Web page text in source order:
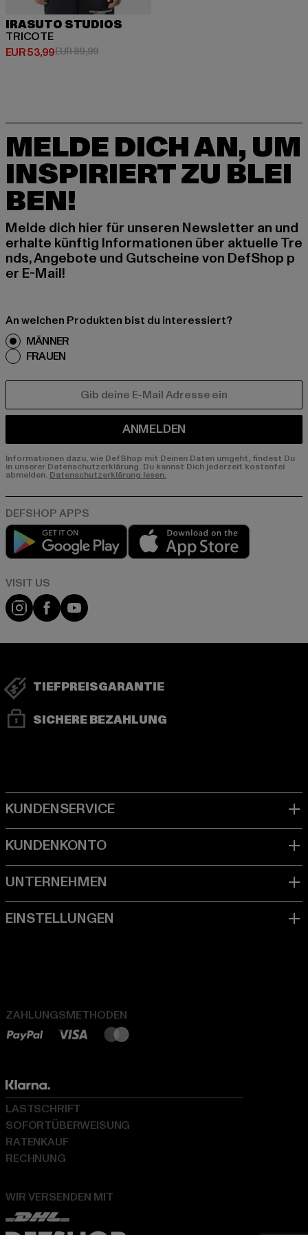
IRASUTO STUDIOS
TRICOTE
EUR 53,99
Derzeitiger Preis: EUR 53,99
EUR 89,99Aktionspreis: EUR 89,99
MELDE DICH AN, UM
INSPIRIERT ZU BLEI
BEN!
Melde dich hier für unseren Newsletter an und
erhalte künftig Informationen über aktuelle Tre
nds, Angebote und Gutscheine von DefShop p
er E-Mail!
An welchen Produkten bist du interessiert?
MÄNNER
FRAUEN
ANMELDEN
Informationen dazu, wie DefShop mit Deinen Daten umgeht, findest Du
in unserer Datenschutzerklärung. Du kannst Dich jederzeit kostenfei
abmelden. Datenschutzerklärung lesen.
Play market
Visit our Instagram page:
Visit our Facebook page:
Visit our YouTube channel:
TIEFPREISGARANTIE
SICHERE BEZAHLUNG
ZAHLUNGSMETHODEN
WIR VERSENDEN MIT
LASTSCHRIFT
SOFORTÜBERWEISUNG
RATENKAUF
RECHNUNG